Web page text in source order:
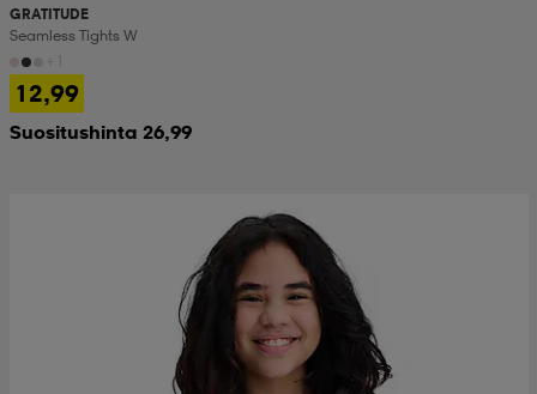
GRATITUDE
Seamless Tights W
12,99
Suositushinta 26,99